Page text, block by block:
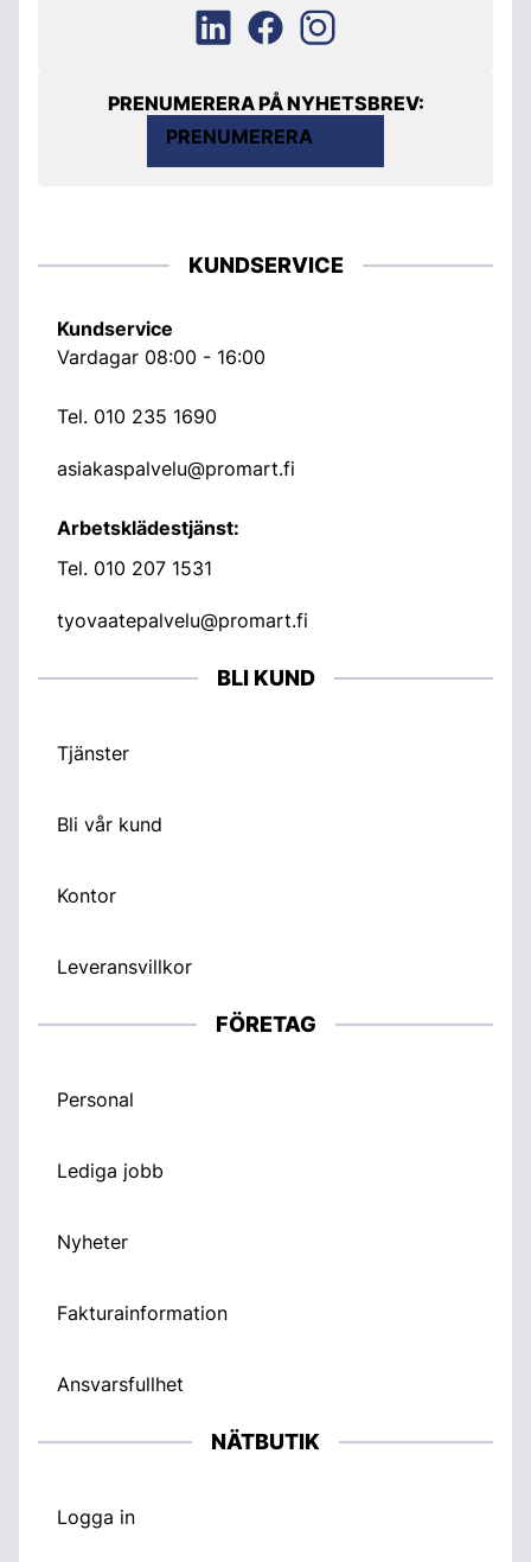
PRENUMERERA PÅ NYHETSBREV:
PRENUMERERA
KUNDSERVICE
Kundservice
Vardagar 08:00 - 16:00
Tel. 010 235 1690
asiakaspalvelu@promart.fi
Arbetsklädestjänst:
Tel. 010 207 1531
tyovaatepalvelu@promart.fi
BLI KUND
Tjänster
Bli vår kund
Kontor
Leveransvillkor
FÖRETAG
Personal
Lediga jobb
Nyheter
Fakturainformation
Ansvarsfullhet
NÄTBUTIK
Logga in